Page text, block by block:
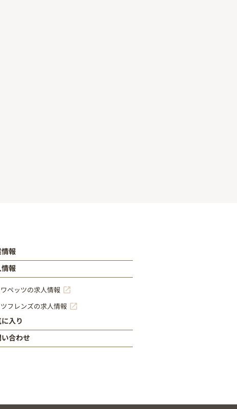
報
報
ペッツの求人情報
フレンズの求人情報
入り
合わせ